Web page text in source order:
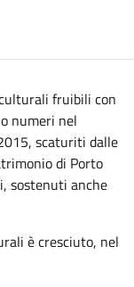
fruibili con
numeri nel
scaturiti dalle
di Porto
sostenuti anche
è cresciuto, nel